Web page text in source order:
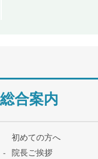
総合案内
初めての方へ
院長ご挨拶